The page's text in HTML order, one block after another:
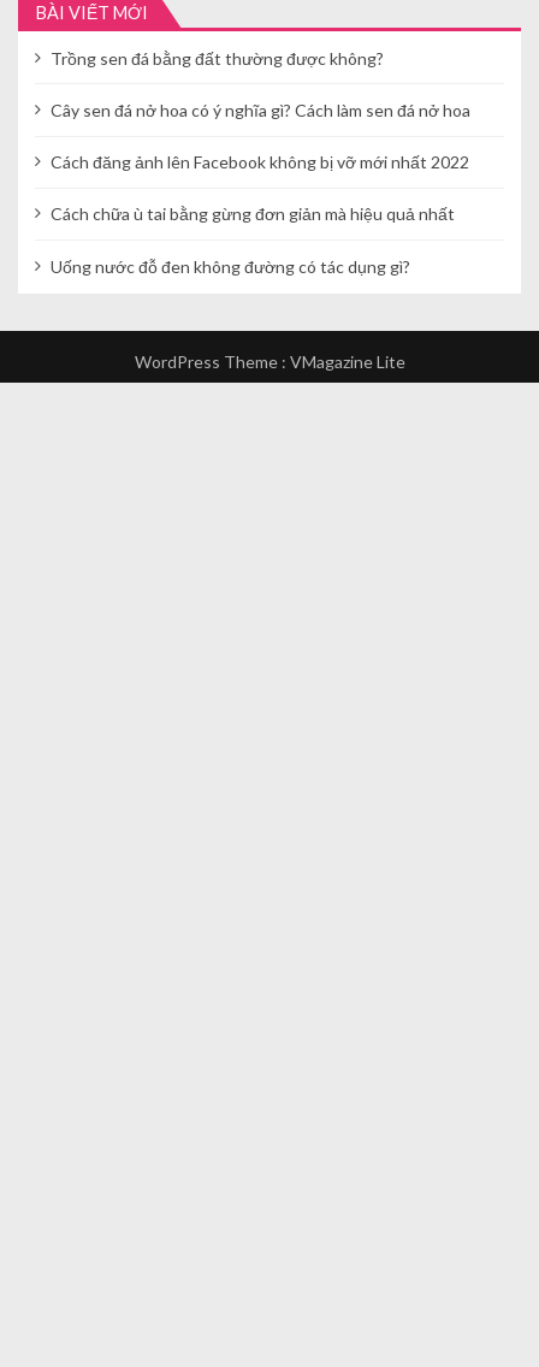
à
i
v
i
ế
BÀI VIẾT MỚI
Trồng sen đá bằng đất thường được không?
Cây sen đá nở hoa có ý nghĩa gì? Cách làm sen đá nở hoa
Cách đăng ảnh lên Facebook không bị vỡ mới nhất 2022
Cách chữa ù tai bằng gừng đơn giản mà hiệu quả nhất
Uống nước đỗ đen không đường có tác dụng gì?
WordPress Theme : VMagazine Lite